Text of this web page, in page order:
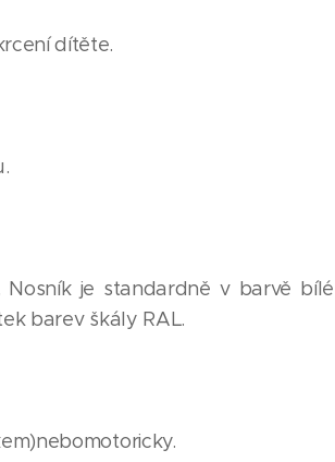
dítěte.
je standardně v barvě bílé
barev škály RAL.